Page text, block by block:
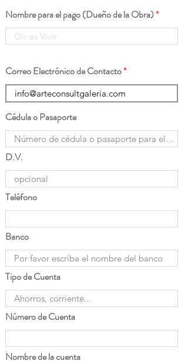
Nombre para el pago (Dueño de la Obra)
Correo Electrónico de Contacto
Cédula o Pasaporte
D.V.
Teléfono
Banco
Tipo de Cuenta
Número de Cuenta
Nombre de la cuenta